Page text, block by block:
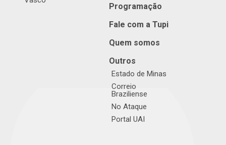
Programação
Fale com a Tupi
Quem somos
Outros
Estado de Minas
Correio
Braziliense
No Ataque
Portal UAI